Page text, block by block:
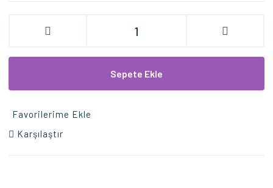
Sepete Ekle
Favorilerime Ekle
Karşılaştır